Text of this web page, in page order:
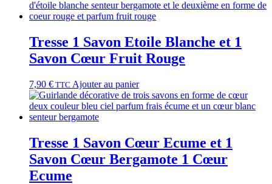
Tresse 1 Savon Etoile Blanche et 1
Savon Cœur Fruit Rouge
7,90 € TTC Ajouter au panier
Tresse 1 Savon Cœur Ecume et 1
Savon Cœur Bergamote 1 Cœur
Ecume